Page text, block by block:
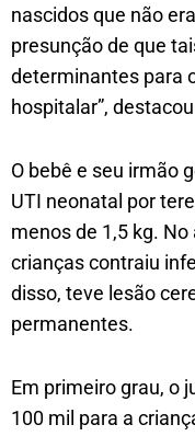
nascidos que não
presunção de que
determinantes para
hospitalar”,
O bebê e seu irmão
UTI neonatal por
menos de 1,5 kg.
crianças contraiu
disso, teve lesão
permanentes.
Em primeiro grau, o
100 mil para a